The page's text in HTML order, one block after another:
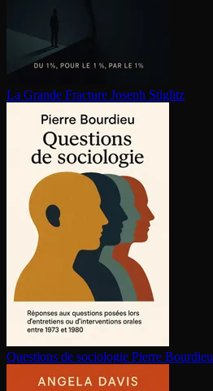
La Grande Fracture Joseph Stiglitz
Questions de sociologie Pierre Bourdieu